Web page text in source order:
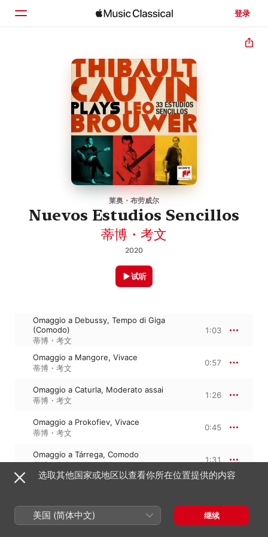
登录
莱奥・布劳威尔
Nuevos Estudios Sencillos
蒂博・考文
2020
试听
Omaggio a Debussy, Tempo di Giga
(Comodo)
蒂博・考文
1:03
Omaggio a Mangore, Vivace
蒂博・考文
0:57
Omaggio a Caturla, Moderato assai
蒂博・考文
1:26
Omaggio a Prokofiev, Vivace
蒂博・考文
0:45
Omaggio a Tárrega, Comodo
蒂博・考文
1:31
Omaggio a Piazzolla, Allegro
1:49
选取其他国家或地区以查看你所在位置提供的内容
美国 (简体中文) 继续